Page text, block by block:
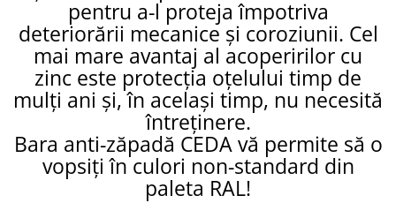
Ciocane fara recul
Ciocane pentru plumb
Ciocane de finisaje
Accesorii ciocane
Scule
Trasatoare
Dispozitiv de indoit
Sabloane
Trepte de acces
Lucru pe acoperis
Seturi trepte acces pe acoperis
Structuri fatade ventilate
pentru a-l proteja împotriva
deteriorării mecanice și coroziunii. Cel
mai mare avantaj al acoperirilor cu
zinc este protecția oțelului timp de
mulți ani și, în același timp, nu necesită
întreținere.
Bara anti-zăpadă CEDA vă permite să o
vopsiți în culori non-standard din
paleta RAL!